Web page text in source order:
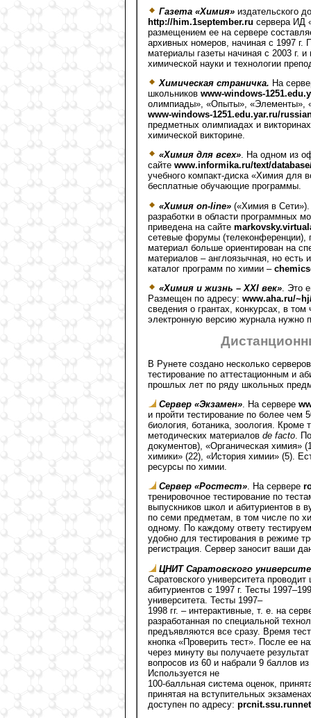
Газета «Химия» издательского
http://him.1september.ru сервера ИД
размещением ее на сервере
архивных номеров, начиная с 1997
материалы газеты начиная с 2003 г.
химической науки и технологии
Химическая страничка. На
школьников www-windows-
олимпиады», «Опыты», «Элементы»,
www-windows-1251.edu.yar.ru/
предметных олимпиадах и
химической викторине.
«Химия для всех». На одном из
сайте www.informika.ru/text/
учебного компакт-диска «Химия для
бесплатные обучающие программы.
«Химия on-line» («Химия в
разработки в области программных
приведена на сайте
сетевые форумы
материал больше ориентирован на
материалов – англоязычная, но
каталог программ по химии –
«Химия и жизнь – XXI век». Это
Размещен по адресу: www.aha.ru/
сведения о грантах, конкурсах, в
электронную версию журнала нужно
В Рунете создано несколько
тестирование по аттестационным и
прошлых лет по ряду школьных
Сервер «Экзамен». На сервере
и пройти тестирование по более
биология, ботаника, зоология. Кроме
методических материалов dе fасtо.
документов), «Органическая химия»
химики» (22), «История химии» (5).
ресурсы по химии.
Сервер «Ростест». На сервере
тренировочное тестирование по
выпускников школ и абитуриентов в
по cеми предметам, в том числе по
одному. По каждому ответу
удобно для тестирования в режиме
регистрация. Сервер заносит ваши
ЦНИТ Саратовского
Саратовского университета
абитуриентов с 1997 г. Тесты
университета. Тесты 1997–
1998 гг. – интерактивные, т. е. на
разработанная по специальной
предъявляются все сразу. Время
кнопка «Проверить тест». После ее
через минуту вы получаете
вопросов из 60 и набрали 9 баллов
Используется не
100-балльная система оценок,
принятая на вступительных
доступен по адресу: